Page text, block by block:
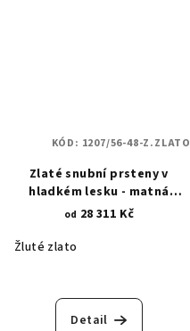
Zlaté snubní prsteny v
hladkém lesku - matná
asymetrická povrchová
od 28 311 Kč
Žluté zlato
Detail
KÓD: 1207/56-48-Z.ZLATO